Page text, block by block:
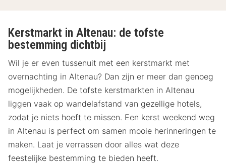
Kerstmarkt in Altenau: de tofste
bestemming dichtbij
Wil je er even tussenuit met een kerstmarkt met
overnachting in Altenau? Dan zijn er meer dan genoeg
mogelijkheden. De tofste kerstmarkten in Altenau
liggen vaak op wandelafstand van gezellige hotels,
zodat je niets hoeft te missen. Een kerst weekend weg
in Altenau is perfect om samen mooie herinneringen te
maken. Laat je verrassen door alles wat deze
feestelijke bestemming te bieden heeft.